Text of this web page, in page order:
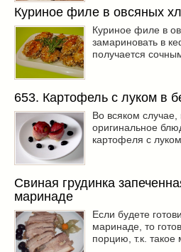
Куриное филе в овсяных
Куриное филе в
замариновать в
получается
653. Картофель с луком в
Во всяком случае,
оригинальное
картофеля с
Свиная грудинка
маринаде
Если будете
маринаде, то
порцию, т.к. такое